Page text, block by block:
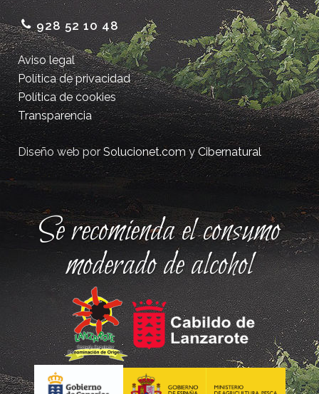
928 52 10 48
Aviso legal
Política de privacidad
Política de cookies
Transparencia
Diseño web porSolucionet.comyCibernatural
Se recomienda el consumo
moderado de alcohol